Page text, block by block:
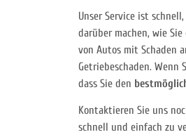
Unser Service ist
darüber machen, wie Sie
von Autos mit Schaden
Getriebeschaden. Wenn
dass Sie den
Kontaktieren Sie uns
schnell und einfach zu